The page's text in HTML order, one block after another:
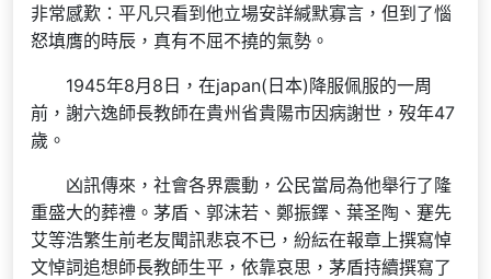
非常感歎：平凡只看到他立場安詳緘默寡言，但到了惱
怒填膺的時辰，真有不屈不撓的氣勢。
1945年8月8日，在japan(日本)降服佩服的一周
前，謝六逸師長教師在貴州省貴陽市因病謝世，歿年47
歲。
凶訊傳來，社會各界震動，公民當局為他舉行了隆
重盛大的葬禮。茅盾、郭沫若、鄭振鐸、葉圣陶、蹇先
艾等浩繁生前老友聞訊悲哀不已，紛紜在報章上撰寫悼
文悼詞追想師長教師生平，依靠哀思，茅盾持續撰寫了